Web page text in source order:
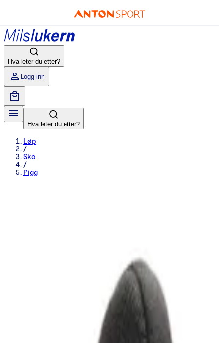
Hva leter du etter?
Logg inn
Hva leter du etter?
Løp
/
Sko
/
Pigg